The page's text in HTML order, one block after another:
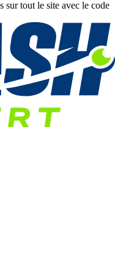
tout le site avec le code